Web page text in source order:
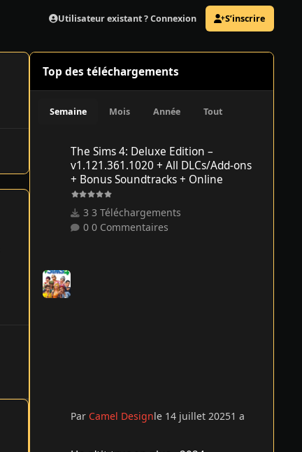
Utilisateur existant ? Connexion S’inscrire
Top des téléchargements
Semaine Mois Année Tout
The Sims 4: Deluxe Edition –
v1.121.361.1020 + All DLCs/Add-ons
+ Bonus Soundtracks + Online
3 Téléchargements
0 Commentaires
Par Camel Designle 14 juillet 20251 a